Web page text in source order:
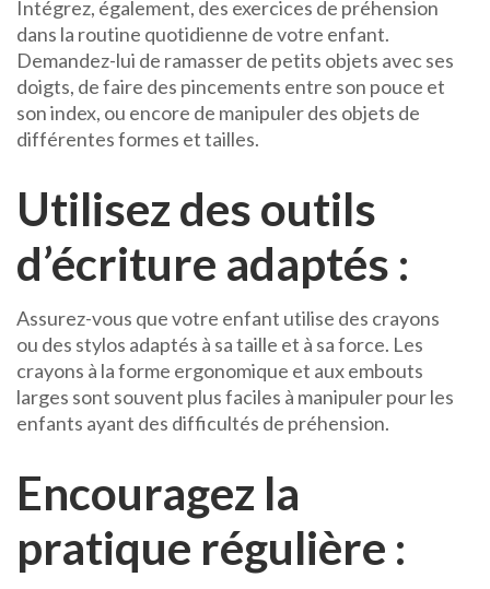
Intégrez, également, des exercices de préhension
dans la routine quotidienne de votre enfant.
Demandez-lui de ramasser de petits objets avec ses
doigts, de faire des pincements entre son pouce et
son index, ou encore de manipuler des objets de
différentes formes et tailles.
Utilisez des outils
d’écriture adaptés :
Assurez-vous que votre enfant utilise des crayons
ou des stylos adaptés à sa taille et à sa force. Les
crayons à la forme ergonomique et aux embouts
larges sont souvent plus faciles à manipuler pour les
enfants ayant des difficultés de préhension.
Encouragez la
pratique régulière :